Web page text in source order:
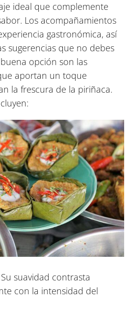
ideal que complemente
Los acompañamientos
gastronómica, así
sugerencias que no debes
opción son las
aportan un toque
la frescura de la piriñaca.
Su suavidad contrasta
con la intensidad del